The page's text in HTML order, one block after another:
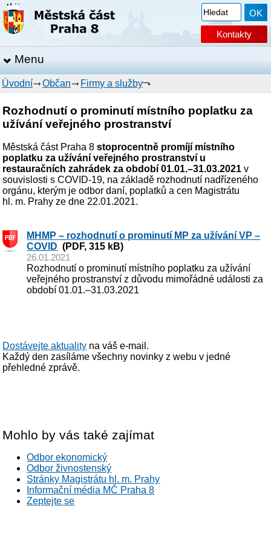
Kontakty
Menu
Úvodní Občan Firmy a služby
Rozhodnutí o prominutí místního poplatku za
užívání veřejného prostranství
Městská část Praha 8stoprocentně promíjí místního
poplatku za užívání veřejného prostranství u
restauračních zahrádek za období 01.01.–31.03.2021 v
souvislosti s COVID-19, na základě rozhodnutí nadřízeného
orgánu, kterým je odbor daní, poplatků a cen Magistrátu
hl. m. Prahy ze dne 22.01.2021.
MHMP – rozhodnutí o prominutí MP za užívání VP –
COVID (PDF, 315 kB)
26.01.2021
Rozhodnutí o prominutí místního poplatku za užívání
veřejného prostranství z důvodu mimořádné události za
období 01.01.–31.03.2021
Dostávejte aktuality na váš e-mail.
Každý den zasíláme všechny novinky z webu v jedné
přehledné zprávě.
Mohlo by vás také zajímat
Odbor ekonomický
Odbor živnostenský
Stránky Magistrátu hl. m. Prahy
Informační média MČ Praha 8
Zeptejte se